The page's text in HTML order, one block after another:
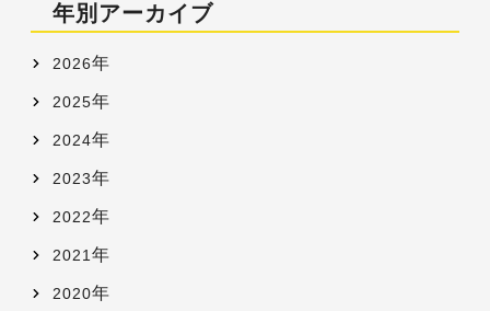
年別アーカイブ
2026年
2025年
2024年
2023年
2022年
2021 年
2020年